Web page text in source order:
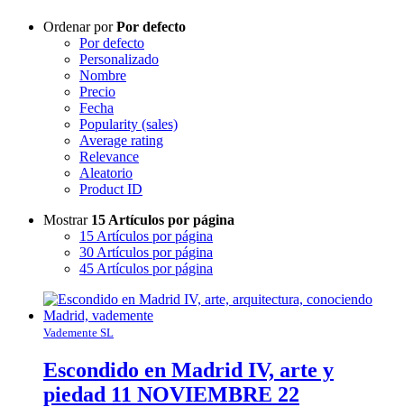
Ordenar porPor defecto
Por defecto
Personalizado
Nombre
Precio
Fecha
Popularity (sales)
Average rating
Relevance
Aleatorio
Product ID
Mostrar 15 Artículos por página
15 Artículos por página
30 Artículos por página
45 Artículos por página
Vademente SL
Escondido en Madrid IV, arte y
piedad 11 NOVIEMBRE 22